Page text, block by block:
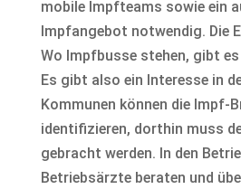
mobile Impfteams sowie ein
Impfangebot notwendig. Die
Wo Impfbusse stehen, gibt
Es gibt also ein Interesse in
Kommunen können die Impf-
identifizieren, dorthin muss
gebracht werden. In den
Betriebsärzte beraten und